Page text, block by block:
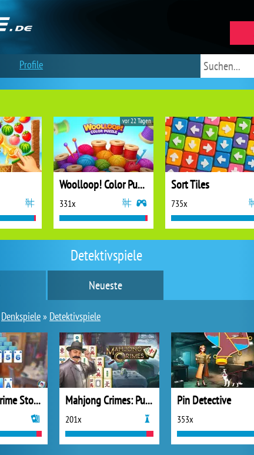
Detektivspiele
Neueste
Denkspiele» Detektivspiele
Solitaires Crime Stories Mahjong Crimes: Puzzle Story
201x
Pin Detective
353x
Woolloop! Color Puzzle
331x
vor 22 Tagen
Sort Tiles
735x
Profile